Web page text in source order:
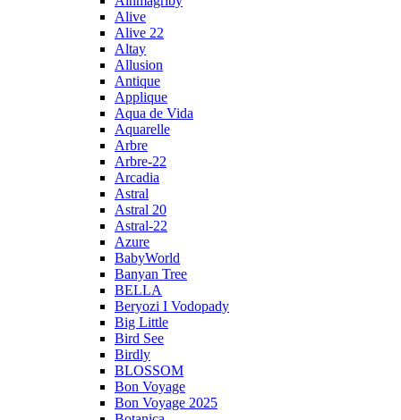
Alive
Alive 22
Altay
Allusion
Antique
Applique
Aqua de Vida
Aquarelle
Arbre
Arbre-22
Arcadia
Astral
Astral 20
Astral-22
Azure
BabyWorld
Banyan Tree
BELLA
Beryozi I Vodopady
Big Little
Bird See
Birdly
BLOSSOM
Bon Voyage
Bon Voyage 2025